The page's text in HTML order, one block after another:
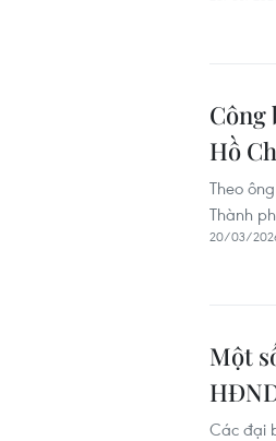
Công
Hồ
Theo
Thành
20/03/
Một
Các đại